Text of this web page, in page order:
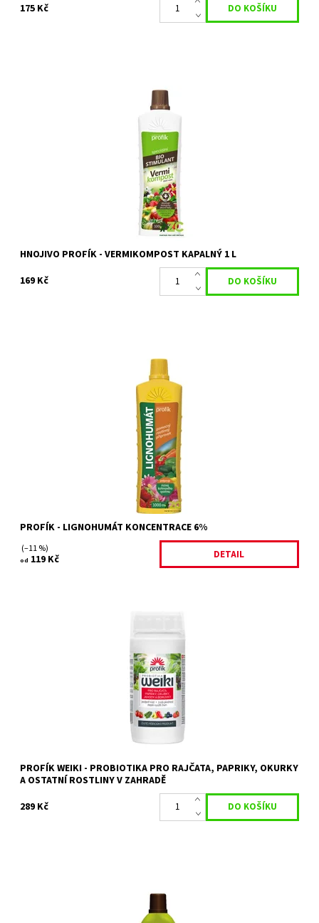
175 Kč
Rostlinný biostimulant, podporuje vyváženou výživu a přispívá k
dobrému zdravotnímu stavu rostlin.
Skladem 2 ks
FORESTINA s.r.o.
HNOJIVO PROFÍK - VERMIKOMPOST KAPALNÝ 1 L
169 Kč
Zahradní lignohumát 6%, pomocný rostlinný přípravek,
podporuje rozvoj kořenového systému.
Skladem 7 ks
FORESTINA s.r.o.
PROFÍK - LIGNOHUMÁT KONCENTRACE 6%
(–11 %)
od 119 Kč DETAIL
Na objednání, skladem do 5 dnů
PROFÍK WEIKI - PROBIOTIKA PRO RAJČATA, PAPRIKY, OKURKY
A OSTATNÍ ROSTLINY V ZAHRADĚ
289 Kč
Sedlákův HUMÁT 500 ml Skladem 1.3.2023